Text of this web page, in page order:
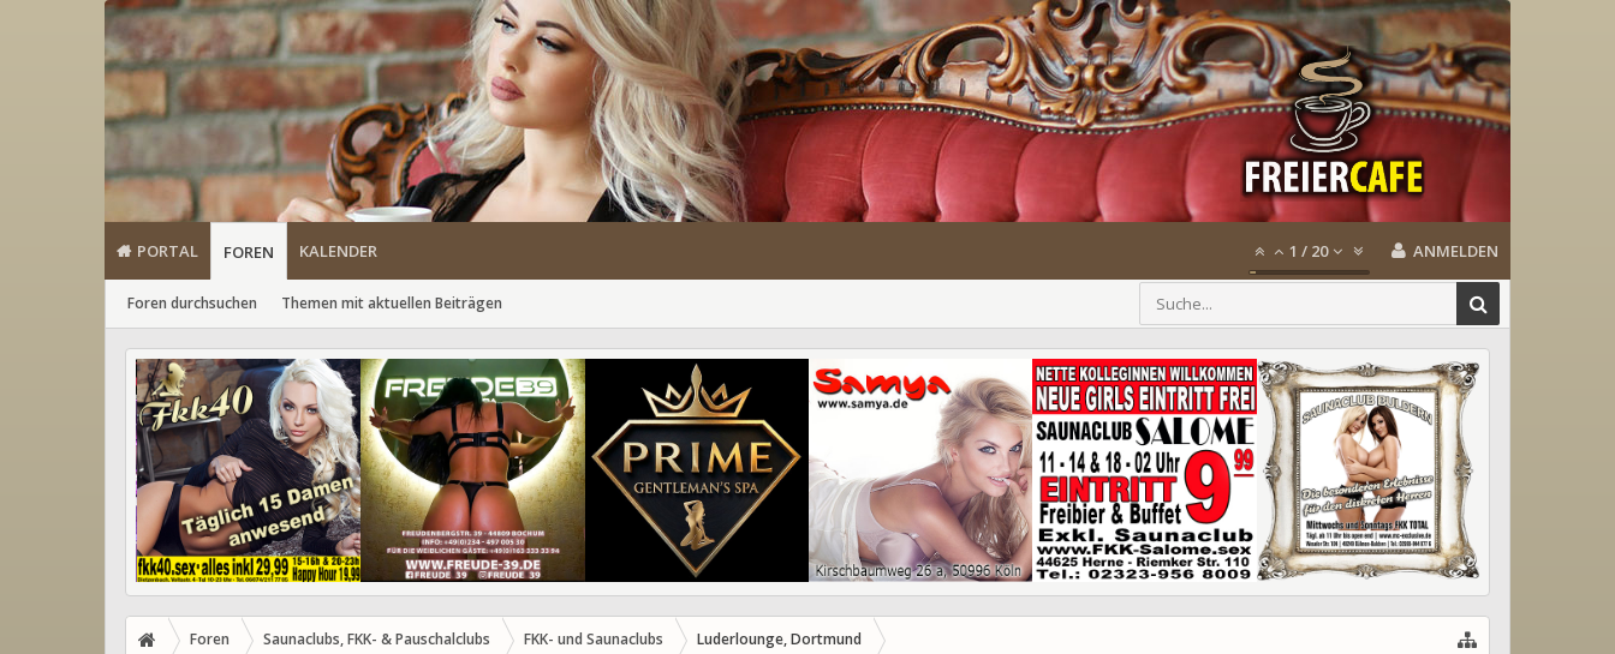
PORTAL FOREN
Foren durchsuchen Themen mit aktuellen Beiträgen
KALENDER 1 / 20 ANMELDEN
Foren Saunaclubs, FKK- & Pauschalclubs FKK- und Saunaclubs Luderlounge, Dortmund